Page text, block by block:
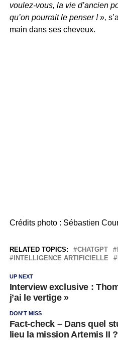
voulez-vous, la vie d’ancien
qu’on pourrait le penser ! »,
main dans ses cheveux.
Crédits photo : Sébastien
RELATED TOPICS: CHATGPT
INTELLIGENCE ARTIFICIELLE
UP NEXT
Interview exclusive :
j’ai le vertige »
DON'T MISS
Fact-check – Dans quel
lieu la mission Artemis II ?